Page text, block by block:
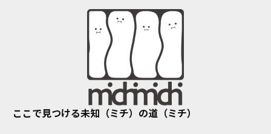
ここで見つける未知（ミチ）の道（ミチ）